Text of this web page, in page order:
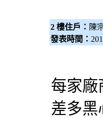
2 樓住戶： 陳
發表時間：
每家廠
差多黑